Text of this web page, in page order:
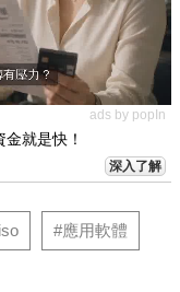
ads by popIn
就是快！
深入了解
#應用軟體